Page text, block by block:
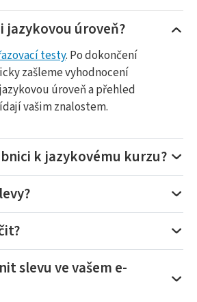
jazykovou úroveň?
testy. Po dokončení
zašleme vyhodnocení
úroveň a přehled
vašim znalostem.
k jazykovému kurzu?
slevu ve vašem e-